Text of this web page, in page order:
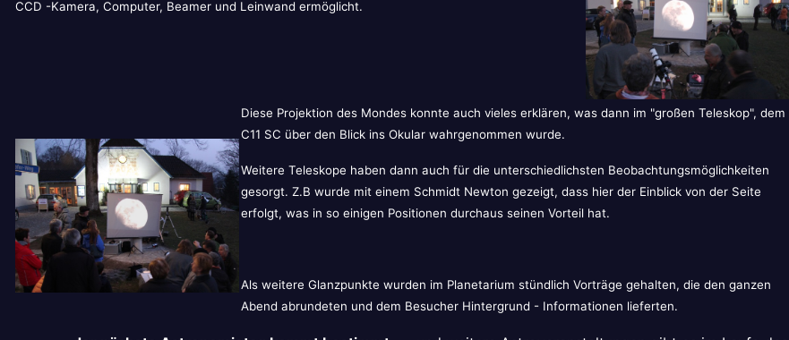
CCD -Kamera, Computer, Beamer und Leinwand ermöglicht.
Diese Projektion des Mondes konnte auch vieles erklären, was dann im "großen Teleskop", dem
C11 SC über den Blick ins Okular wahrgenommen wurde.
Weitere Teleskope haben dann auch für die unterschiedlichsten Beobachtungsmöglichkeiten
gesorgt. Z.B wurde mit einem Schmidt Newton gezeigt, dass hier der Einblick von der Seite
erfolgt, was in so einigen Positionen durchaus seinen Vorteil hat.
Als weitere Glanzpunkte wurden im Planetarium stündlich Vorträge gehalten, die den ganzen
Abend abrundeten und dem Besucher Hintergrund - Informationen lieferten.